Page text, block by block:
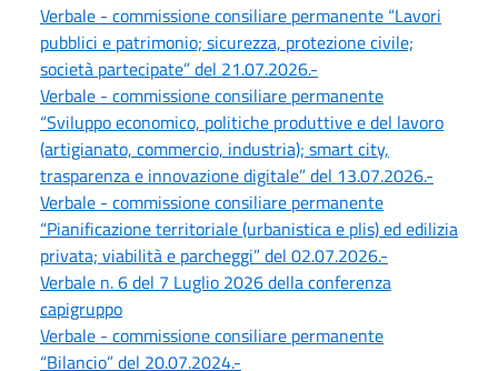
Verbale - commissione consiliare permanente “Lavori
pubblici e patrimonio; sicurezza, protezione civile;
società partecipate” del 21.07.2026.-
Verbale - commissione consiliare permanente
“Sviluppo economico, politiche produttive e del lavoro
(artigianato, commercio, industria); smart city,
trasparenza e innovazione digitale” del 13.07.2026.-
Verbale - commissione consiliare permanente
“Pianificazione territoriale (urbanistica e plis) ed edilizia
privata; viabilità e parcheggi” del 02.07.2026.-
Verbale n. 6 del 7 Luglio 2026 della conferenza
capigruppo
Verbale - commissione consiliare permanente
“Bilancio” del 20.07.2024.-